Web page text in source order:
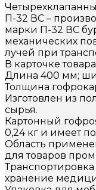
П-32 ВС –
марки П-32 ВС
механических
лучей при
В карточке
Длина 400 мм;
Толщина
Изготовлен из
сырья.
Картонный
0,24 кг и имеет
Область
для товаров
хранение